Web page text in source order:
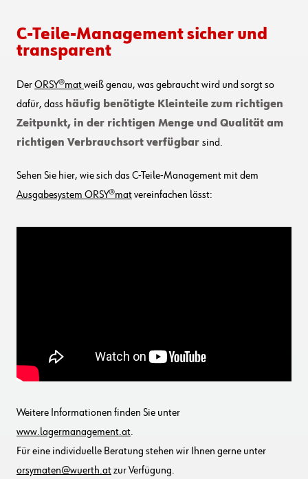
C-Teile-Management sicher und
transparent
DerORSY®matweiß genau, was gebraucht wird und sorgt so
dafür, dass häufig benötigte Kleinteile zum richtigen
Zeitpunkt, in der richtigen Menge und Qualität am
richtigen Verbrauchsort verfügbar sind.
Sehen Sie hier, wie sich das C-Teile-Management mit dem
Ausgabesystem ORSY®matvereinfachen lässt:
Weitere Informationen finden Sie unter
www.lagermanagement.at.
Für eine individuelle Beratung stehen wir Ihnen gerne unter
orsymaten@wuerth.atzur Verfügung.